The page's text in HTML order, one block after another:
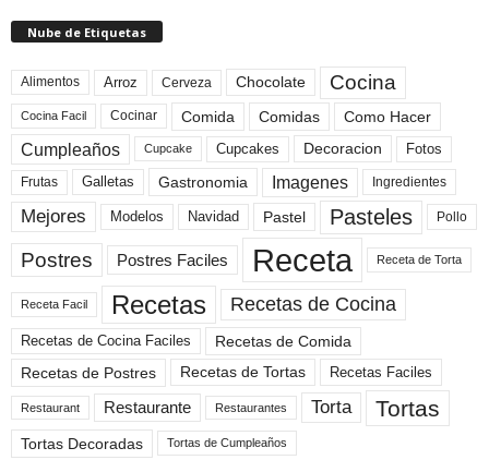
Nube de Etiquetas
Alimentos Arroz Cerveza Chocolate Cocina
Cocina Facil Cocinar Comida Comidas Como Hacer
Cumpleaños Cupcake Cupcakes Decoracion Fotos
Frutas Galletas Gastronomia Imagenes Ingredientes
Mejores Modelos Navidad Pastel Pasteles Pollo
Postres Postres Faciles Receta Receta de Torta
Receta Facil Recetas Recetas de Cocina
Recetas de Cocina Faciles
Recetas de Comida
Recetas de Postres
Recetas de Tortas Recetas Faciles
Restaurant Restaurante Restaurantes Torta Tortas
Tortas Decoradas Tortas de Cumpleaños